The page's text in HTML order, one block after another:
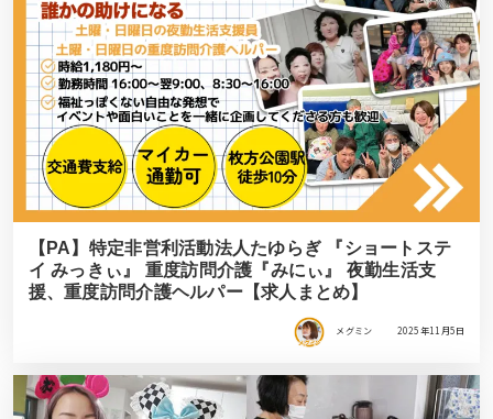
【PA】特定非営利活動法人たゆらぎ 『ショートステ
イ みっきぃ』 重度訪問介護『みにぃ』 夜勤生活支
援、重度訪問介護ヘルパー【求人まとめ】
メグミン 2025年11月5日